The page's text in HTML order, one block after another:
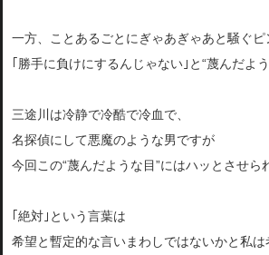
一方、ことあるごとにぎゃあぎゃあと騒ぐピ
｢勝手に負けにするんじゃない｣と“蔑んだよ
三途川は冷静で冷酷で冷血で、
名探偵にして悪魔のような男ですが
今回この“蔑んだような目”にはハッとさせら
｢絶対｣という言葉は
希望と暫定的な言いまわしではないかと私は